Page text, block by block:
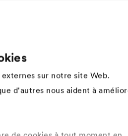
sur notre site Web.
d'autres nous aident à